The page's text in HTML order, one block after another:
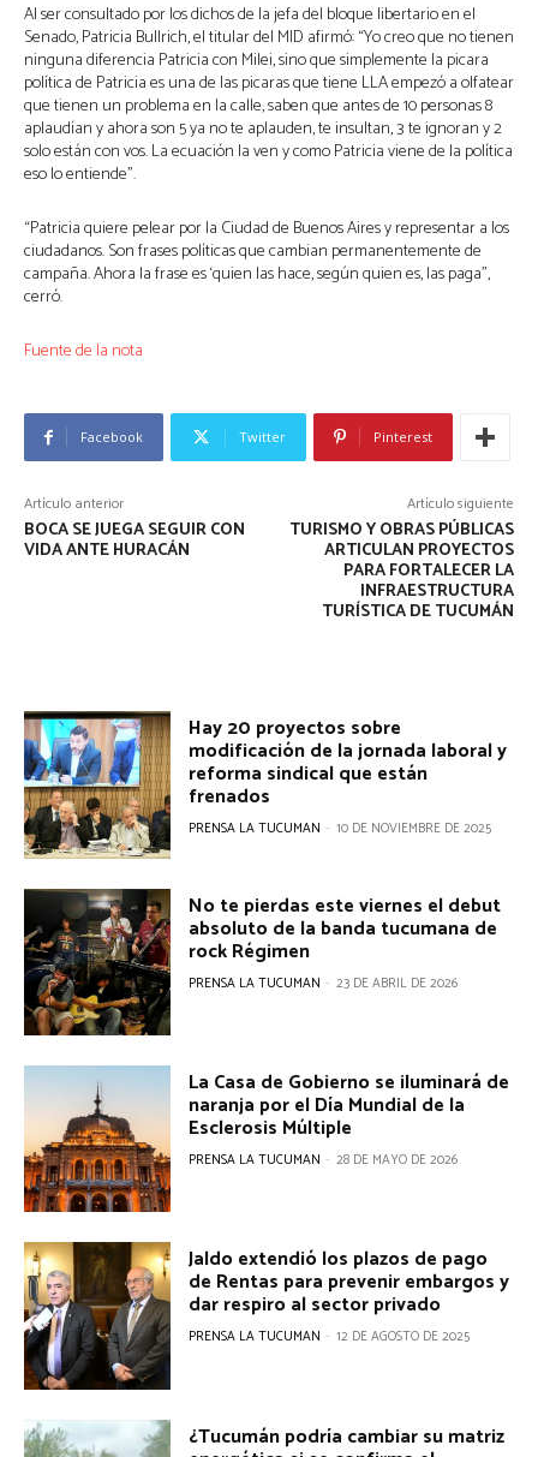
Al ser consultado por los dichos de la jefa del bloque libertario en el
Senado, Patricia Bullrich, el titular del MID afirmó: “Yo creo que no tienen
ninguna diferencia Patricia con Milei, sino que simplemente la picara
política de Patricia es una de las picaras que tiene LLA empezó a olfatear
que tienen un problema en la calle, saben que antes de 10 personas 8
aplaudían y ahora son 5 ya no te aplauden, te insultan, 3 te ignoran y 2
solo están con vos. La ecuación la ven y como Patricia viene de la política
eso lo entiende”.
“Patricia quiere pelear por la Ciudad de Buenos Aires y representar a los
ciudadanos. Son frases políticas que cambian permanentemente de
campaña. Ahora la frase es ‘quien las hace, según quien es, las paga”,
cerró.
Fuente de la nota
Facebook Twitter Pinterest
Artículo anterior
BOCA SE JUEGA SEGUIR CON
VIDA ANTE HURACÁN
Artículo siguiente
TURISMO Y OBRAS PÚBLICAS
ARTICULAN PROYECTOS
PARA FORTALECER LA
INFRAESTRUCTURA
TURÍSTICA DE TUCUMÁN
Hay 20 proyectos sobre
modificación de la jornada laboral y
reforma sindical que están
frenados
PRENSA LA TUCUMAN - 10 DE NOVIEMBRE DE 2025
No te pierdas este viernes el debut
absoluto de la banda tucumana de
rock Régimen
PRENSA LA TUCUMAN - 23 DE ABRIL DE 2026
La Casa de Gobierno se iluminará de
naranja por el Día Mundial de la
Esclerosis Múltiple
PRENSA LA TUCUMAN - 28 DE MAYO DE 2026
Jaldo extendió los plazos de pago
de Rentas para prevenir embargos y
dar respiro al sector privado
PRENSA LA TUCUMAN - 12 DE AGOSTO DE 2025
¿Tucumán podría cambiar su matriz